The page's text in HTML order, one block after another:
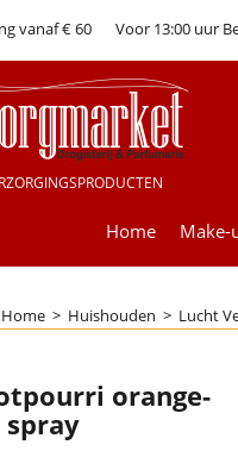
vanaf € 60 Voor 13:00 uur
Home Make-
Home > Huishouden > Lucht
orange-